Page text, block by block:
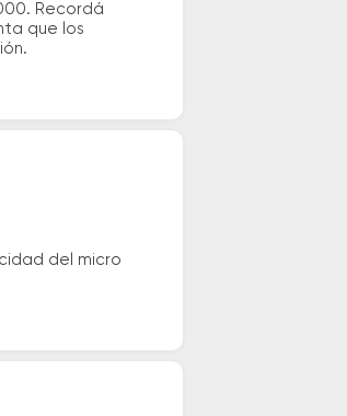
Recordá
que los
del micro